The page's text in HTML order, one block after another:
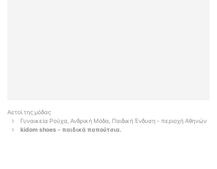
Αετοί της μόδας
Γυναικεία Ρούχα, Ανδρική Μόδα, Παιδική Ένδυση - περιοχή Αθηνών
kidom shoes - παιδικά παπούτσια.